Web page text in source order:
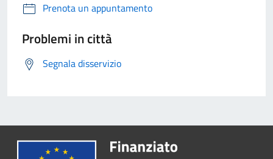
Prenota un appuntamento
Problemi in città
Segnala disservizio